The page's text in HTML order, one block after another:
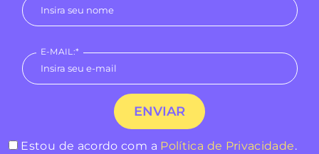
E-MAIL:*
Estou de acordo com a Política de Privacidade.